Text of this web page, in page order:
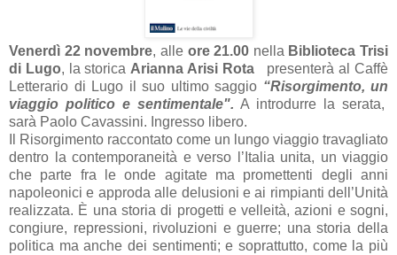
Venerdì 22 novembre, alle ore 21.00 nella Biblioteca Trisi
di Lugo, la storica Arianna Arisi Rota
presenterà al Caffè
Letterario di Lugo il suo ultimo saggio “Risorgimento, un
viaggio politico e sentimentale". A introdurre la serata,
sarà Paolo Cavassini. Ingresso libero.
Il Risorgimento raccontato come un lungo viaggio travagliato
dentro la contemporaneità e verso l’Italia unita, un viaggio
che parte fra le onde agitate ma promettenti degli anni
napoleonici e approda alle delusioni e ai rimpianti dell’Unità
realizzata. È una storia di progetti e velleità, azioni e sogni,
congiure, repressioni, rivoluzioni e guerre; una storia della
politica ma anche dei sentimenti; e soprattutto, come la più